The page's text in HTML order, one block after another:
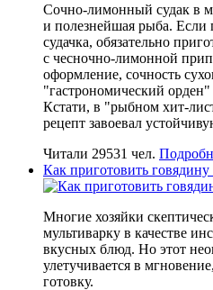
Сочно-лимонный судак в
и полезнейшая рыба. Если
судачка, обязательно
с чесночно-лимонной
оформление, сочность
"гастрономический
Кстати, в "рыбном хит-
рецепт завоевал
Читали 29531 чел.
Как приготовить говядину
Многие хозяйки
мультиварку в качестве
вкусных блюд. Но этот
улетучивается в
готовку.